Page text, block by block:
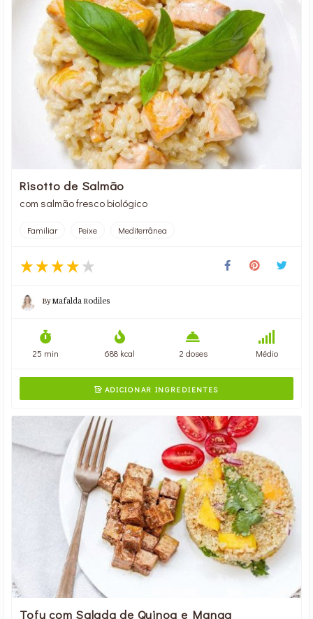
Risotto de Salmão
com salmão fresco biológico
Familiar Peixe Mediterrânea
ByMafalda Rodiles
25 min 688 kcal 2 doses Médio
ADICIONAR INGREDIENTES
Tofu com Salada de Quinoa e Manga